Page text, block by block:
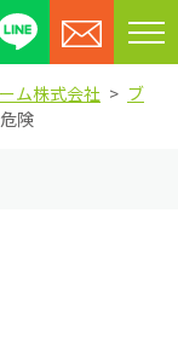
メ
ニ
ム株式会社
ブ
険